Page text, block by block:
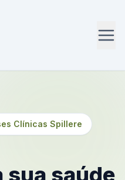
Clínicas Spillere
sua saúde